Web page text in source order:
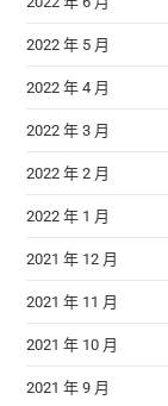
2022 年 5 月
2022 年 4 月
2022 年 3 月
2022 年 2 月
2022 年 1 月
2021 年 12 月
2021 年 11 月
2021 年 10 月
2021 年 9 月